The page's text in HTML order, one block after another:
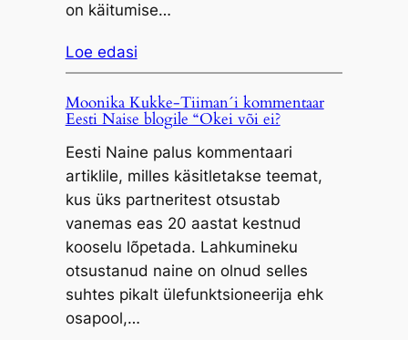
on käitumise…
Loe edasi
Moonika Kukke-Tiiman´i kommentaar
Eesti Naise blogile “Okei või ei?
Eesti Naine palus kommentaari
artiklile, milles käsitletakse teemat,
kus üks partneritest otsustab
vanemas eas 20 aastat kestnud
kooselu lõpetada. Lahkumineku
otsustanud naine on olnud selles
suhtes pikalt ülefunktsioneerija ehk
osapool,…